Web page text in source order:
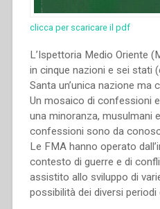
clicca per scaricare il pdf
L’Ispettoria Medio Oriente
in cinque nazioni e sei stati
Santa un’unica nazione ma
Un mosaico di confessioni
una minoranza, musulmani
confessioni sono da
Le FMA hanno operato
contesto di guerre e di
assistito allo sviluppo di
possibilità dei diversi